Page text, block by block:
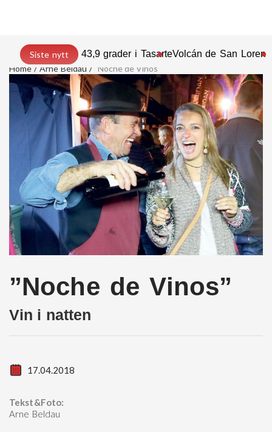
Siste nytt 43,9 grader i TasarteVolcán de San
Home
Arne Beldau ”Noche de Vinos”
”Noche de Vinos”
Vin i natten
17.04.2018
Tekst&Foto:
Arne Beldau